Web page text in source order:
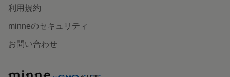
利用規約
minneのセキュリティ
お問い合わせ